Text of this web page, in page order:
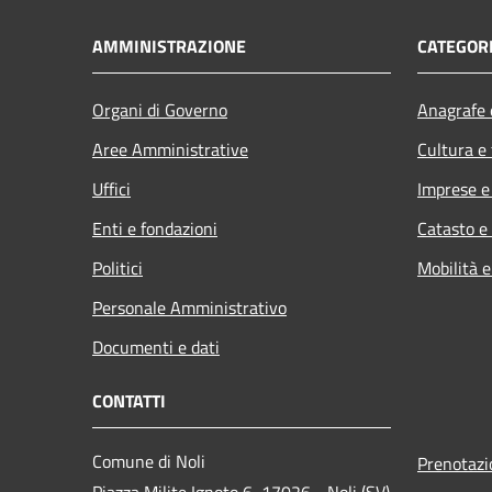
AMMINISTRAZIONE
Organi di Governo
Aree Amministrative
Uffici
Enti e fondazioni
Politici
Personale Amministrativo
Documenti e dati
Cultura
Imprese
Catasto
Mobilità
CONTATTI
Comune di Noli